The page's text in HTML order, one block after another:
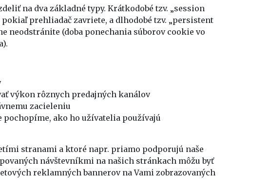
na dva základné typy. Krátkodobé tzv. „session
prehliadač zavriete, a dlhodobé tzv. „persistent
neodstránite (doba ponechania súborov cookie vo
výkon rôznych predajných kanálov
zacieleniu
pochopíme, ako ho užívatelia používajú
stranami a ktoré napr. priamo podporujú naše
návštevníkmi na našich stránkach môžu byť
reklamných bannerov na Vami zobrazovaných